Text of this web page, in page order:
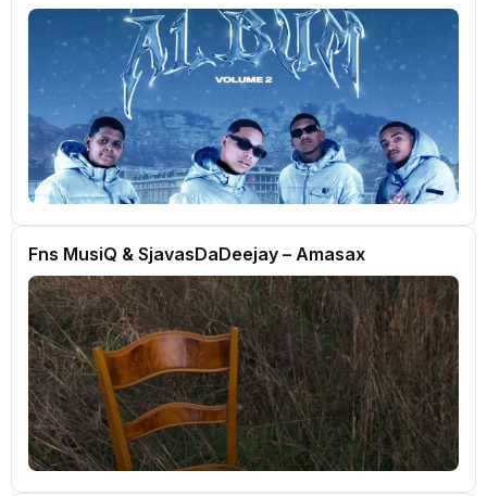
Fns MusiQ & SjavasDaDeejay – Amasax